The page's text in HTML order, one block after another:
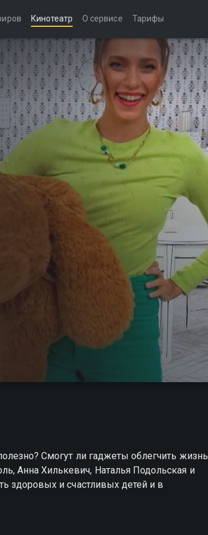
Кинотеатр О сервисе Тарифы
Смогут ли гаджеты облегчить жизнь
Анна Хилькевич, Наталья Подольская и
здоровых и счастливых детей и в
совершенно бесплатно в хорошем HD